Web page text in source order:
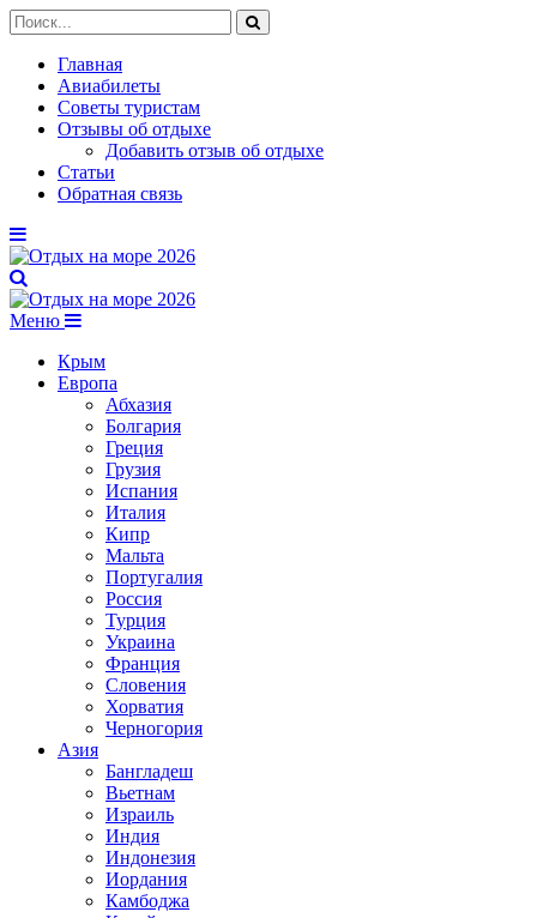
Главная
Авиабилеты
Советы туристам
Отзывы об отдыхе
Добавить отзыв об отдыхе
Статьи
Обратная связь
Меню
Крым
Европа
Абхазия
Болгария
Греция
Грузия
Испания
Италия
Кипр
Мальта
Португалия
Россия
Турция
Украина
Франция
Словения
Хорватия
Черногория
Азия
Бангладеш
Вьетнам
Израиль
Индия
Индонезия
Иордания
Камбоджа